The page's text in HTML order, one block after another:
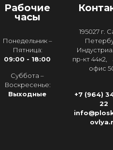
Рабочие
часы
Понедельник –
Пятница:
09:00 - 18:00
Суббота –
Воскресенье:
Выходные
195027 г.
пр-кт 44к2,
офис
+7 (964)
22